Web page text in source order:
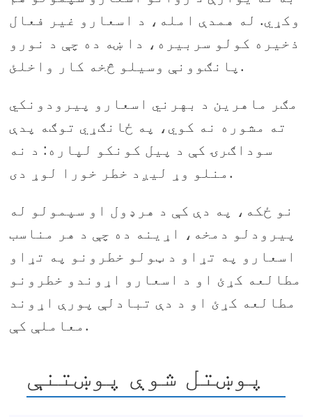
وکړي. له همدې امله، د اسعارو غیر فعال
ذخیره کولو سربیره، دا ښه ده چې د نورو
پانګوونې وسیلو څخه کار واخلئ.
مګر ماهرین د بهرني اسعارو پیرودونکي
ته مشوره نه کوي، په ځانګړي توګه پدې
سوداګرۍ کې د پیل کونکو لپاره: د نه
منلو وړ لیږد خطر خورا لوړ دی.
نو ځکه، په دې کې د هرډول او سپمولو له
پیرودلو دمخه، اړینه ده چې د هر مناسب
اسعارو په تړاو د ټولو خطرونو په تړاو
مطالعه کړئ او د اسعارو اړوندو خطرونو
مطالعه کړئ او د دې تبادلې پورې اړوند
معاملې کې.
پوښتل شوې پوښتنې